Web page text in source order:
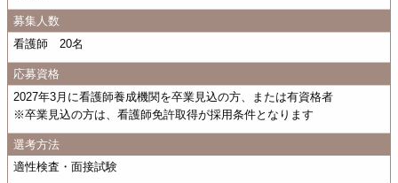
募集人数
看護師 20名
応募資格
2027年3月に看護師養成機関を卒業見込の方、または有資格者
※卒業見込の方は、看護師免許取得が採用条件となります
選考方法
適性検査・面接試験